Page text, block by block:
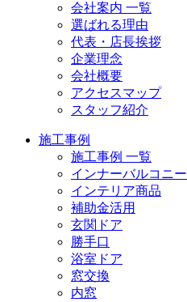
会社案内 一覧
選ばれる理由
代表・店長挨拶
企業理念
会社概要
アクセスマップ
スタッフ紹介
施工事例
施工事例 一覧
インナーバルコニー
インテリア商品
補助金活用
玄関ドア
勝手口
浴室ドア
窓交換
内窓